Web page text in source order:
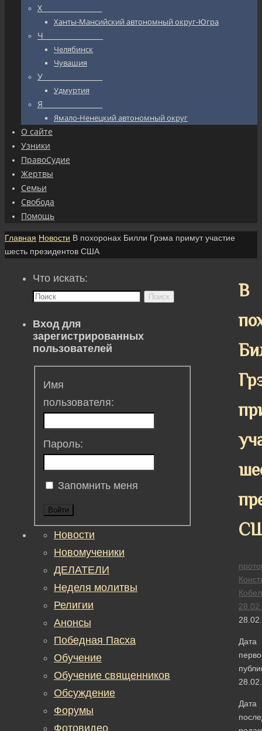
Х_________________
Ханты-Мансийский автономный округ-Югра
Ч_________________
Челябинск
Чувашия
У_________________
Удмуртия
Я_________________
Ямало-Ненецкий автономный округ
О сайте
Узники
ПравоСудие
Жертвы
Семьи
Свобода
Помощь
Главная Новости В похоронах Билли Грэма примут участие
шесть президентов США
В
Дата
Дата
Что искать:
Поиск
Вход для
зарегистрированных
пользователей
Имя
пользователя:
Пароль:
Запомнить меня
Войти
Новости
Новомученики
ДЕЛАТЕЛИ
Неделя молитвы
Религии
Анонсы
Победная Пасха
Обучение
Обучение священников
Обсуждение
Форумы
Фотовидео